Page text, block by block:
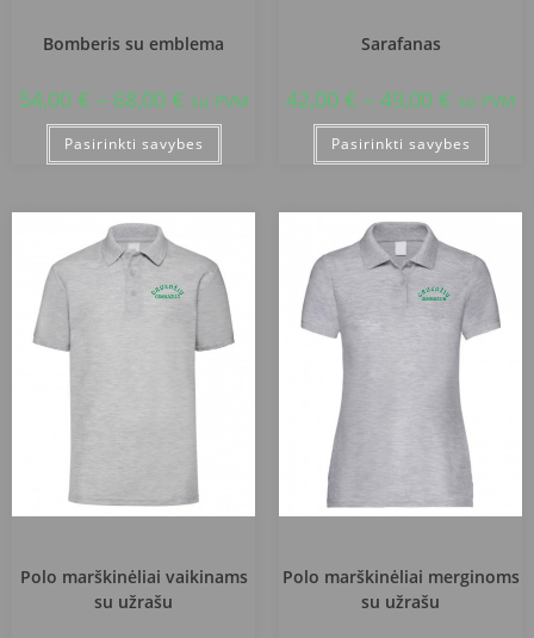
Bomberis su emblema
54,00 € – 68,00 € su PVM
Pasirinkti savybes
Sarafanas
42,00 € – 49,00 € su PVM
Pasirinkti savybes
Polo marškinėliai vaikinams
su užrašu
Polo marškinėliai merginoms
su užrašu